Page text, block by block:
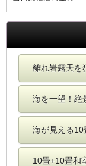
離れ岩露天
海を一望！
海が見える
10畳+10畳